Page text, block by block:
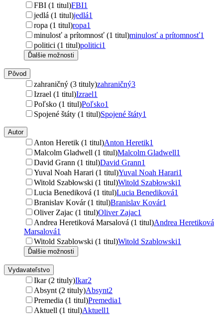
FBI (1 titul)FBI1
jedlá (1 titul)jedlá1
ropa (1 titul)ropa1
minulosť a prítomnosť (1 titul)minulosť a prítomnosť1
politici (1 titul)politici1
Ďalšie možnosti
Pôvod
zahraničný (3 tituly)zahraničný3
Izrael (1 titul)Izrael1
Poľsko (1 titul)Poľsko1
Spojené štáty (1 titul)Spojené štáty1
Autor
Anton Heretik (1 titul)Anton Heretik1
Malcolm Gladwell (1 titul)Malcolm Gladwell1
David Grann (1 titul)David Grann1
Yuval Noah Harari (1 titul)Yuval Noah Harari1
Witold Szabłowski (1 titul)Witold Szabłowski1
Lucia Benediková (1 titul)Lucia Benediková1
Branislav Kovár (1 titul)Branislav Kovár1
Oliver Zajac (1 titul)Oliver Zajac1
Andrea Heretiková Marsalová (1 titul)Andrea Heretiková
Marsalová1
Witold Szablowski (1 titul)Witold Szablowski1
Ďalšie možnosti
Vydavateľstvo
Ikar (2 tituly)Ikar2
Absynt (2 tituly)Absynt2
Premedia (1 titul)Premedia1
Aktuell (1 titul)Aktuell1